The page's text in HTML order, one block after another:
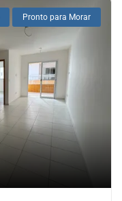
Pronto para Morar